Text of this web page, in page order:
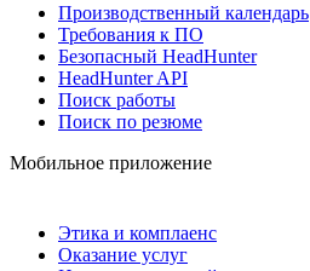
Производственный календарь
Требования к ПО
Безопасный HeadHunter
HeadHunter API
Поиск работы
Поиск по резюме
Мобильное приложение
Этика и комплаенс
Оказание услуг